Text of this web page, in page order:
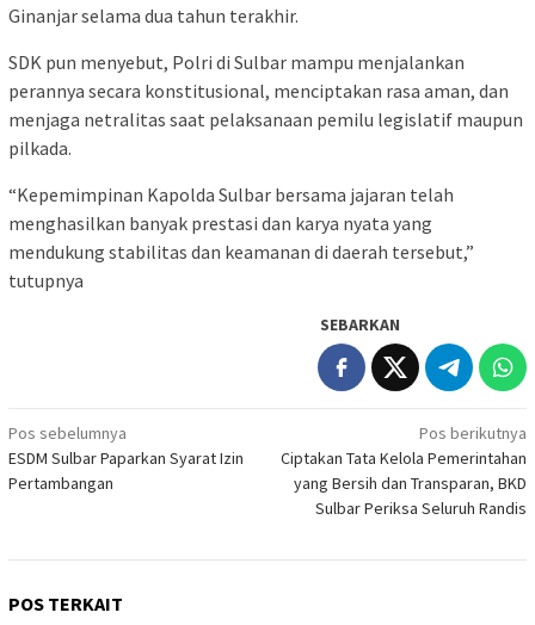
Ginanjar selama dua tahun terakhir.
SDK pun menyebut, Polri di Sulbar mampu menjalankan
perannya secara konstitusional, menciptakan rasa aman, dan
menjaga netralitas saat pelaksanaan pemilu legislatif maupun
pilkada.
“Kepemimpinan Kapolda Sulbar bersama jajaran telah
menghasilkan banyak prestasi dan karya nyata yang
mendukung stabilitas dan keamanan di daerah tersebut,”
tutupnya
SEBARKAN
Navigasi
pos
Pos sebelumnya
ESDM Sulbar Paparkan Syarat Izin
Pertambangan
Pos berikutnya
Ciptakan Tata Kelola Pemerintahan
yang Bersih dan Transparan, BKD
Sulbar Periksa Seluruh Randis
POS TERKAIT